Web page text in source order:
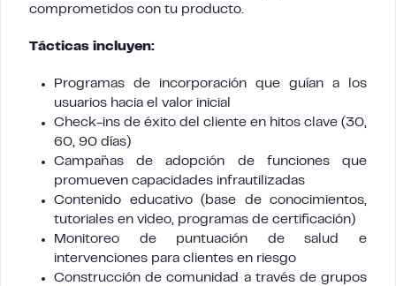
comprometidos con tu producto.
Tácticas incluyen:
Programas de incorporación que guían a los
usuarios hacia el valor inicial
Check-ins de éxito del cliente en hitos clave (30,
60, 90 días)
Campañas de adopción de funciones que
promueven capacidades infrautilizadas
Contenido educativo (base de conocimientos,
tutoriales en video, programas de certificación)
Monitoreo de puntuación de salud e
intervenciones para clientes en riesgo
Construcción de comunidad a través de grupos